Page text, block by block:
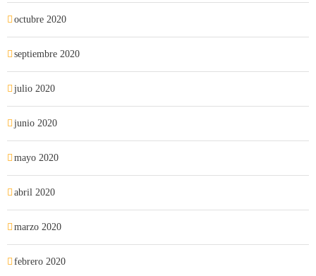
octubre 2020
septiembre 2020
julio 2020
junio 2020
mayo 2020
abril 2020
marzo 2020
febrero 2020